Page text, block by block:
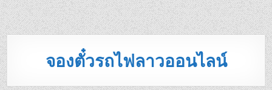
จองตั๋วรถไฟลาวออนไลน์